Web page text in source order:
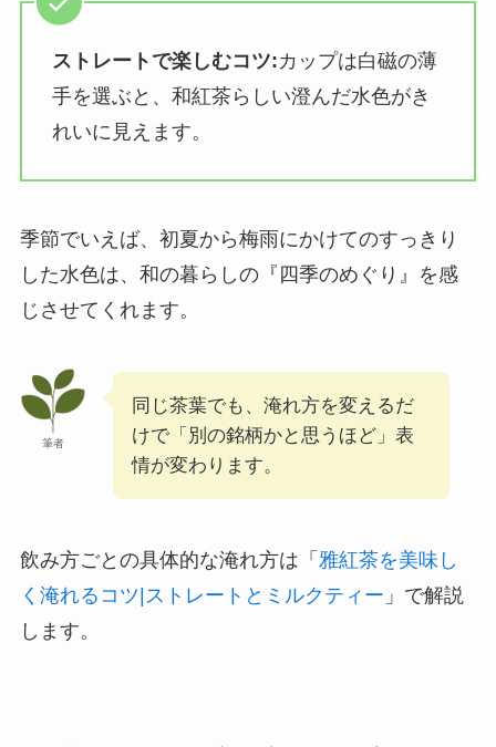
ストレートで楽しむコツ:カップは白磁の薄
手を選ぶと、和紅茶らしい澄んだ水色がき
れいに見えます。
季節でいえば、初夏から梅雨にかけてのすっきり
した水色は、和の暮らしの『四季のめぐり』を感
じさせてくれます。
筆者
同じ茶葉でも、淹れ方を変えるだ
けで「別の銘柄かと思うほど」表
情が変わります。
飲み方ごとの具体的な淹れ方は「 雅紅茶を美味し
く淹れるコツ|ストレートとミルクティー 」で解説
します。